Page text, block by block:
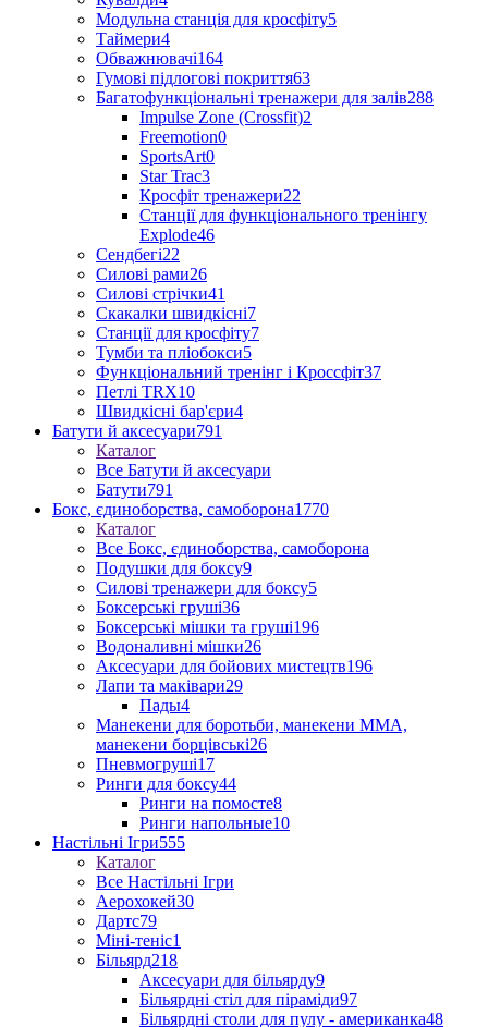
Модульна станція для кросфіту5
Таймери4
Обважнювачі164
Гумові підлогові покриття63
Багатофункціональні тренажери для залів288
Impulse Zone (Crossfit)2
Freemotion0
SportsArt0
Star Trac3
Кросфіт тренажери22
Станції для функціонального тренінгу
Explode46
Сендбегі22
Силові рами26
Силові стрічки41
Скакалки швидкісні7
Станції для кросфіту7
Тумби та пліобокси5
Функціональний тренінг і Кроссфіт37
Петлі TRX10
Швидкісні бар'єри4
Батути й аксесуари791
Каталог
Все Батути й аксесуари
Батути791
Бокс, єдиноборства, самоборона1770
Каталог
Все Бокс, єдиноборства, самоборона
Подушки для боксу9
Силові тренажери для боксу5
Боксерські груші36
Боксерські мішки та груші196
Водоналивні мішки26
Аксесуари для бойових мистецтв196
Лапи та маківари29
Пады4
Манекени для боротьби, манекени ММА,
манекени борцівські26
Пневмогруші17
Ринги для боксу44
Ринги на помосте8
Ринги напольные10
Настільні Ігри555
Каталог
Все Настільні Ігри
Аерохокей30
Дартс79
Міні-теніс1
Більярд218
Аксесуари для більярду9
Більярдні стіл для піраміди97
Більярдні столи для пулу - американка48